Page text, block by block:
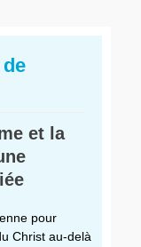
et la
pour
Christ au-delà